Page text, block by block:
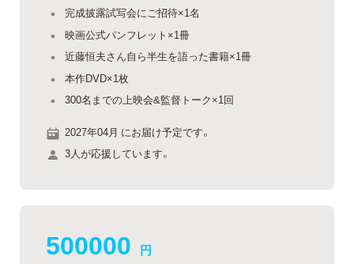
完成披露試写会にご招待×1名
映画公式パンフレット×1冊
近藤恒夫さん自ら半生を語った書籍×1冊
本作DVD×1枚
300名までの上映会&監督トーク×1回
2027年04月 にお届け予定です。
3人が応援しています。
500000 円